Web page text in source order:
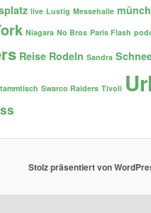
live Lustig Messehalle
Niagara No Bros Paris Flash
Reise Rodeln Sandra
Swarco Raiders Tivoli
Stolz präsentiert von